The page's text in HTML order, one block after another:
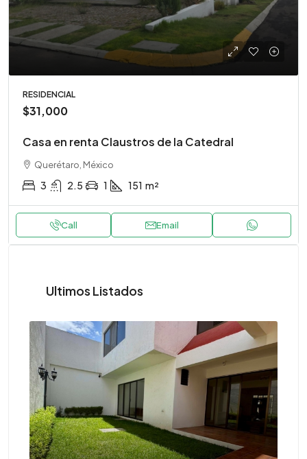
RESIDENCIAL
$31,000
Casa en renta Claustros de la Catedral
Querétaro, México
3 2.5 1 151 m²
Call Email
Ultimos Listados